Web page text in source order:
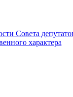
Совета
характера